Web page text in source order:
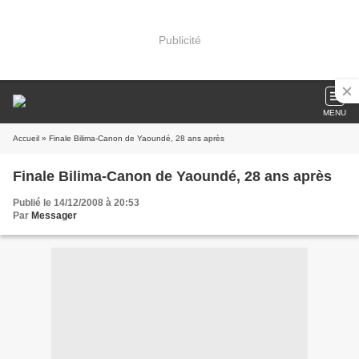
Publicité
MENU
Accueil » Finale Bilima-Canon de Yaoundé, 28 ans après
Finale Bilima-Canon de Yaoundé, 28 ans après
Publié le 14/12/2008 à 20:53
Par Messager